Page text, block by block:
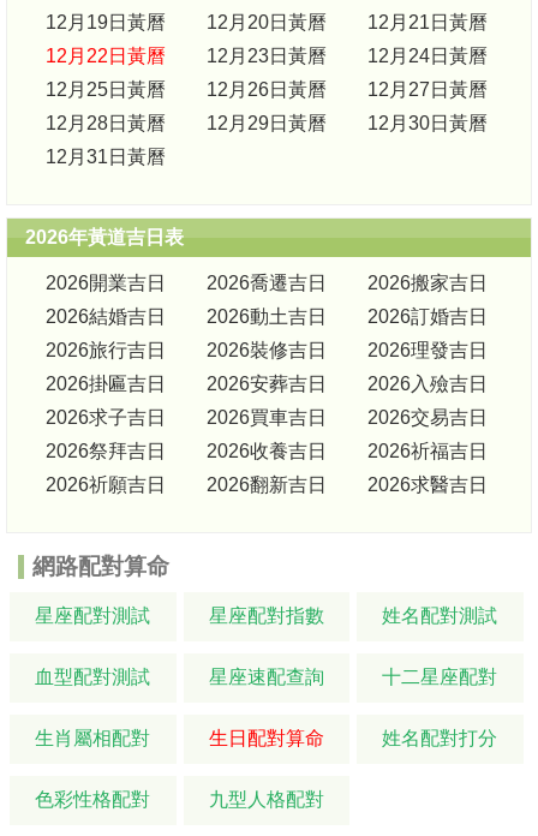
12月19日黃曆
12月20日黃曆
12月21日黃曆
12月22日黃曆
12月23日黃曆
12月24日黃曆
12月25日黃曆
12月26日黃曆
12月27日黃曆
12月28日黃曆
12月29日黃曆
12月30日黃曆
12月31日黃曆
2026年黃道吉日表
2026開業吉日 2026喬遷吉日
2026搬家吉日
2026結婚吉日
2026動土吉日
2026訂婚吉日
2026旅行吉日
2026裝修吉日
2026理發吉日
2026掛匾吉日
2026安葬吉日
2026入殮吉日
2026求子吉日
2026買車吉日
2026交易吉日
2026祭拜吉日
2026收養吉日
2026祈福吉日
2026祈願吉日
2026翻新吉日 2026求醫吉日
網路配對算命
星座配對測試 星座配對指數 姓名配對測試
血型配對測試 星座速配查詢 十二星座配對
生肖屬相配對 生日配對算命 姓名配對打分
色彩性格配對 九型人格配對